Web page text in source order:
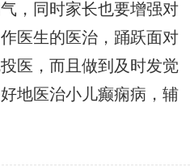
，同时家长也要增强对
医生的医治，踊跃面对
医，而且做到及时发觉
地医治小儿癫痫病，辅